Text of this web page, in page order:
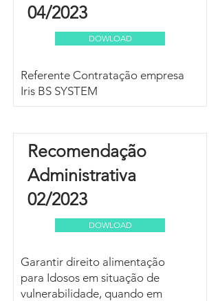
04/2023
DOWLOAD
Referente Contratação empresa
Iris BS SYSTEM
Recomendação
Administrativa
02/2023
DOWLOAD
Garantir direito alimentação
para Idosos em situação de
vulnerabilidade, quando em